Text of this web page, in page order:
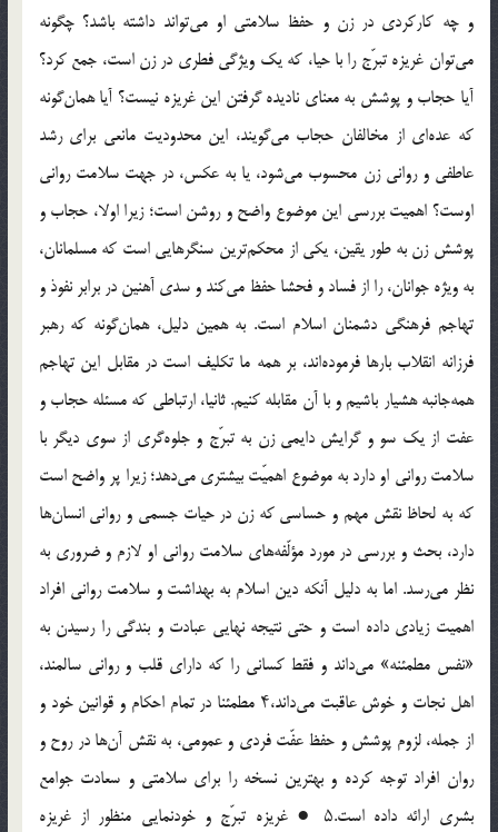
و چه کارکردی در زن و حفظ سلامتی او می‌تواند داشته باشد؟ چگونه
می‌توان غریزه تبرّج را با حیا، که یک ویژگی فطری در زن است، جمع کرد؟
آیا حجاب و پوشش به معنای نادیده گرفتن این غریزه نیست؟ آیا همان‌گونه
که عده‌ای از مخالفان حجاب می‌گویند، این محدودیت مانعی برای رشد
عاطفی و روانی زن محسوب می‌شود، یا به عکس، در جهت سلامت روانی
اوست؟ اهمیت بررسی این موضوع واضح و روشن است؛ زیرا اولا، حجاب و
پوشش زن به طور یقین، یکی از محکم‌ترین سنگرهایی است که مسلمانان،
به ویژه جوانان، را از فساد و فحشا حفظ می‌کند و سدی آهنین در برابر نفوذ و
تهاجم فرهنگی دشمنان اسلام است. به همین دلیل، همان‌گونه که رهبر
فرزانه انقلاب بارها فرموده‌اند، بر همه ما تکلیف است در مقابل این تهاجم
همه‌جانبه هشیار باشیم و با آن مقابله کنیم. ثانیا، ارتباطی که مسئله حجاب و
عفت از یک سو و گرایش دایمی زن به تبرّج و جلوه‌گری از سوی دیگر با
سلامت روانی او دارد به موضوع اهمیّت بیشتری می‌دهد؛ زیرا پر واضح است
که به لحاظ نقش مهم و حساسی که زن در حیات جسمی و روانی انسان‌ها
دارد، بحث و بررسی در مورد مؤلّفه‌های سلامت روانی او لازم و ضروری به
نظر می‌رسد. اما به دلیل آنکه دین اسلام به بهداشت و سلامت روانی افراد
اهمیت زیادی داده است و حتی نتیجه نهایی عبادت و بندگی را رسیدن به
«نفس مطمئنه» می‌داند و فقط کسانی را که دارای قلب و روانی سالمند،
اهل نجات و خوش عاقبت می‌داند،۴ مطمئنا در تمام احکام و قوانین خود و
از جمله، لزوم پوشش و حفظ عفّت فردی و عمومی، به نقش آن‌ها در روح و
روان افراد توجه کرده و بهترین نسخه را برای سلامتی و سعادت جوامع
بشری ارائه داده است.۵ ● غریزه تبرّج و خودنمایی منظور از غریزه